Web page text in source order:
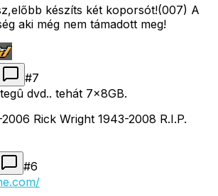
készíts két koporsót!(007) A
aki még nem támadott meg!
#7
dvd.. tehát 7x8GB.
Rick Wright 1943-2008 R.I.P.
#6